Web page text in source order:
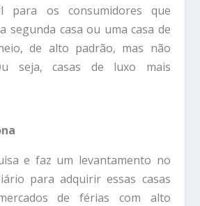
para os consumidores que
segunda casa ou uma casa de
de alto padrão, mas não
seja, casas de luxo mais
e faz um levantamento no
para adquirir essas casas
de férias com alto